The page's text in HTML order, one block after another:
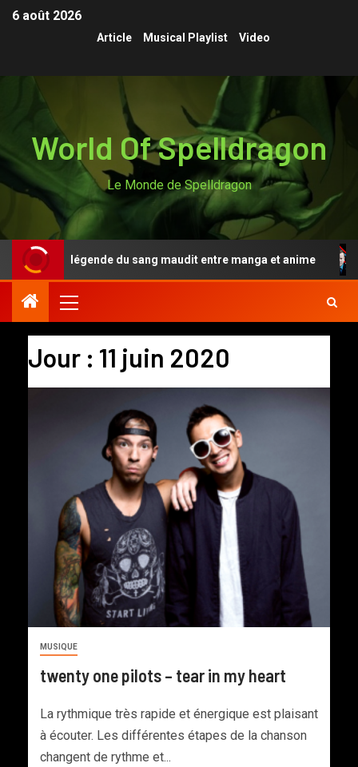
6 août 2026
Article Musical Playlist Video
World Of Spelldragon
Le Monde de Spelldragon
Anki, la légende du sang maudit entre manga et anime
Jour : 11 juin 2020
MUSIQUE
twenty one pilots – tear in my heart
La rythmique très rapide et énergique est plaisant
à écouter. Les différentes étapes de la chanson
changent de rythme et...